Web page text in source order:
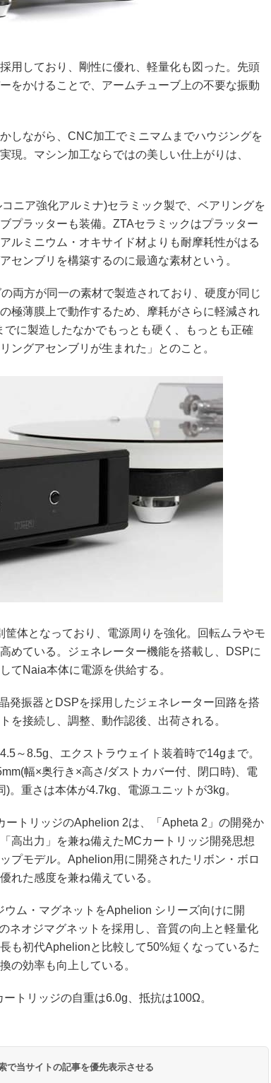
用しており、剛性に優れ、軽量化も図った。先頭
をかけることで、アームチューブ上の不要な振動
しながら、CNC加工でミニマムまでハウジングを
現。マシン加工ならではの美しい仕上がりは、
ニア強化アルミナ)セラミック製で、ベアリングを
プラッターも装備。ZTAセラミックはプラッター
ルミニウム・オキサイド材よりも耐摩耗性がはる
センブリを構築するのに最適な素材という。
両方が同一の素材で製造されており、硬度が同じ
極薄膜上で動作するため、摩耗がさらに軽減され
に製造したなかでもっとも硬く、もっとも正確
ングアセンブリが生まれた」とのこと。
体となっており、電源周りを強化。回転ムラやモ
めている。ジェネレーター機能を搭載し、DSPに
てNaia本体に電源を供給する。
発振器とDSPを採用したジェネレーター回路を搭
を接続し、調整、動作認後、出荷される。
～8.5g、エクストラウェイト装着時で14gまで。
幅×奥行き×高さ/ダストカバー付、閉口時)、電
。重さは本体が4.7kg、電源ユニットが3kg。
ートリッジのAphelion 2は、「Apheta 2」の開発か
高出力」を兼ね備えたMCカートリッジ開発思想
プモデル。Aphelion用に開発されたリボン・ボロ
れた感度を兼ね備えている。
ム・マグネットをAphelion シリーズ向けに開
ネオジマグネットを採用し、音質の向上と軽量化
も初代Aphelionと比較して50%短くなっているた
の効率も向上している。
トリッジの自重は6.0g、抵抗は100Ω。
で当サイトの記事を優先表示させる